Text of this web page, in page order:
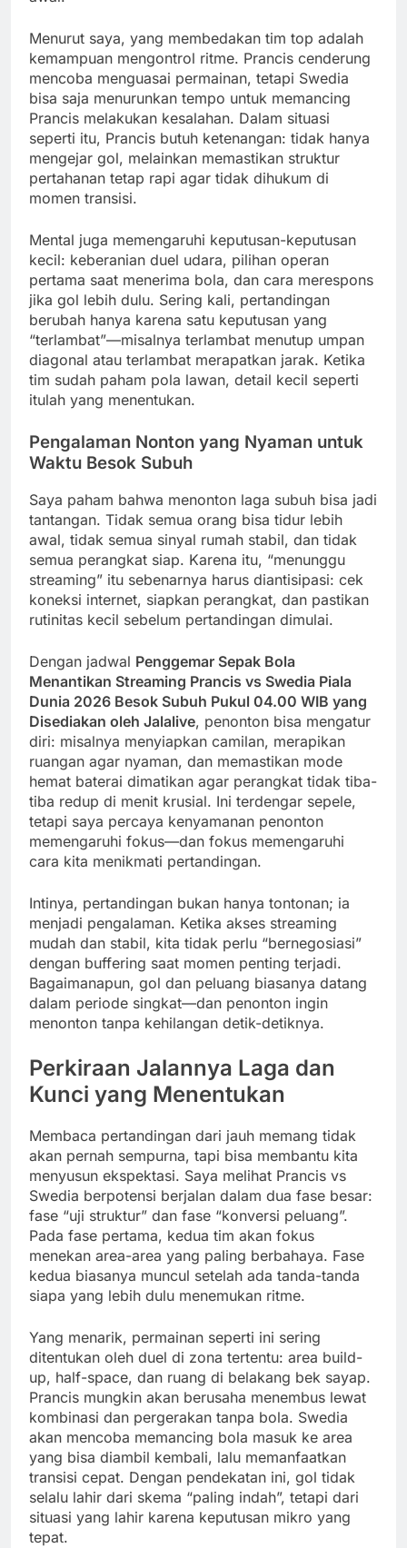
Menurut saya, yang membedakan tim top adalah
kemampuan mengontrol ritme. Prancis cenderung
mencoba menguasai permainan, tetapi Swedia
bisa saja menurunkan tempo untuk memancing
Prancis melakukan kesalahan. Dalam situasi
seperti itu, Prancis butuh ketenangan: tidak hanya
mengejar gol, melainkan memastikan struktur
pertahanan tetap rapi agar tidak dihukum di
momen transisi.
Mental juga memengaruhi keputusan-keputusan
kecil: keberanian duel udara, pilihan operan
pertama saat menerima bola, dan cara merespons
jika gol lebih dulu. Sering kali, pertandingan
berubah hanya karena satu keputusan yang
“terlambat”—misalnya terlambat menutup umpan
diagonal atau terlambat merapatkan jarak. Ketika
tim sudah paham pola lawan, detail kecil seperti
itulah yang menentukan.
Pengalaman Nonton yang Nyaman untuk
Waktu Besok Subuh
Saya paham bahwa menonton laga subuh bisa jadi
tantangan. Tidak semua orang bisa tidur lebih
awal, tidak semua sinyal rumah stabil, dan tidak
semua perangkat siap. Karena itu, “menunggu
streaming” itu sebenarnya harus diantisipasi: cek
koneksi internet, siapkan perangkat, dan pastikan
rutinitas kecil sebelum pertandingan dimulai.
Dengan jadwal Penggemar Sepak Bola
Menantikan Streaming Prancis vs Swedia Piala
Dunia 2026 Besok Subuh Pukul 04.00 WIB yang
Disediakan oleh Jalalive, penonton bisa mengatur
diri: misalnya menyiapkan camilan, merapikan
ruangan agar nyaman, dan memastikan mode
hemat baterai dimatikan agar perangkat tidak tiba-
tiba redup di menit krusial. Ini terdengar sepele,
tetapi saya percaya kenyamanan penonton
memengaruhi fokus—dan fokus memengaruhi
cara kita menikmati pertandingan.
Intinya, pertandingan bukan hanya tontonan; ia
menjadi pengalaman. Ketika akses streaming
mudah dan stabil, kita tidak perlu “bernegosiasi”
dengan buffering saat momen penting terjadi.
Bagaimanapun, gol dan peluang biasanya datang
dalam periode singkat—dan penonton ingin
menonton tanpa kehilangan detik-detiknya.
Perkiraan Jalannya Laga dan
Kunci yang Menentukan
Membaca pertandingan dari jauh memang tidak
akan pernah sempurna, tapi bisa membantu kita
menyusun ekspektasi. Saya melihat Prancis vs
Swedia berpotensi berjalan dalam dua fase besar:
fase “uji struktur” dan fase “konversi peluang”.
Pada fase pertama, kedua tim akan fokus
menekan area-area yang paling berbahaya. Fase
kedua biasanya muncul setelah ada tanda-tanda
siapa yang lebih dulu menemukan ritme.
Yang menarik, permainan seperti ini sering
ditentukan oleh duel di zona tertentu: area build-
up, half-space, dan ruang di belakang bek sayap.
Prancis mungkin akan berusaha menembus lewat
kombinasi dan pergerakan tanpa bola. Swedia
akan mencoba memancing bola masuk ke area
yang bisa diambil kembali, lalu memanfaatkan
transisi cepat. Dengan pendekatan ini, gol tidak
selalu lahir dari skema “paling indah”, tetapi dari
situasi yang lahir karena keputusan mikro yang
tepat.